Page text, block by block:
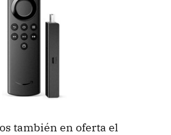
también en oferta el